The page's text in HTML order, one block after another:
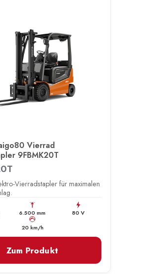
Vierrad
9FBMK20T
Vierradstapler für maximalen
6.500 mm 80 V
km/h
20 km/h
Zum Produkt